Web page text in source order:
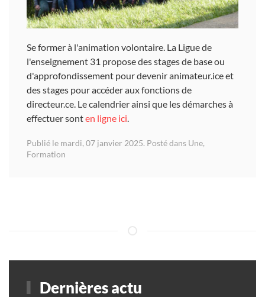
Se former à l'animation volontaire. La Ligue de
l'enseignement 31 propose des stages de base ou
d'approfondissement pour devenir animateur.ice et
des stages pour accéder aux fonctions de
directeur.ce. Le calendrier ainsi que les démarches à
effectuer sonten ligne ici
Publié le mardi, 07 janvier 2025. Posté dans Une,
Formation
Dernières actu